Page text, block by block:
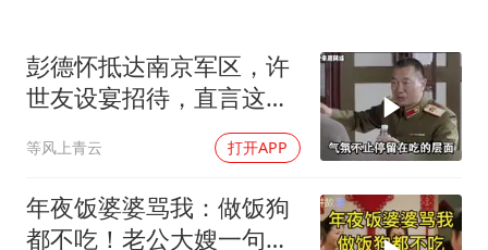
中国养老床位“三连降”
贵州轮胎子公司获美国退税8136万
郑国霖回应去景区上班被保安拦下
奋进开新局 实干挑大梁
彭德怀抵达南京军区，许
世友设宴招待，直言这是
等风上青云 打开APP
年夜饭婆婆骂我：做饭狗
都不吃！老公大嫂一句